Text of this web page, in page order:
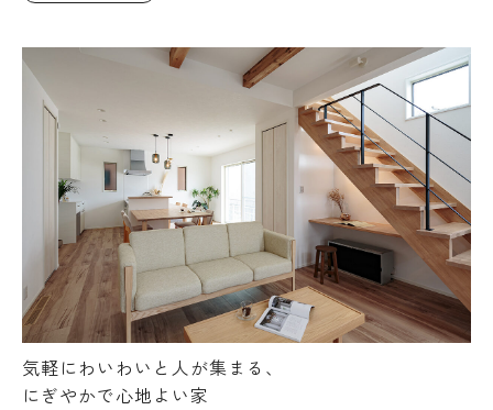
気軽にわいわいと人が集まる、
にぎやかで心地よい家